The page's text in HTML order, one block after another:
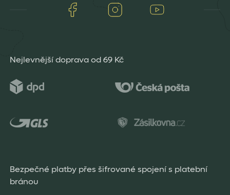
Facebook Instagram
Nejlevnější doprava od 69 Kč
Bezpečné platby přes šifrované spojení s platební
bránou